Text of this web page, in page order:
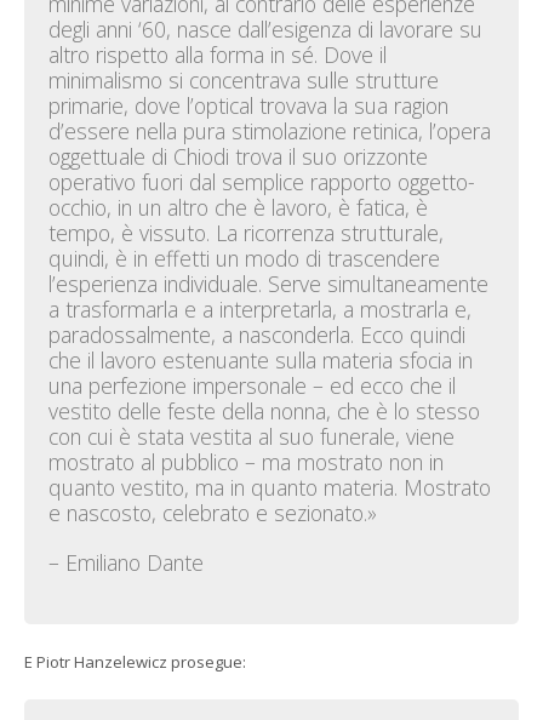
degli anni ‘60, nasce dall’esigenza di lavorare su
altro rispetto alla forma in sé. Dove il
minimalismo si concentrava sulle strutture
primarie, dove l’optical trovava la sua ragion
d’essere nella pura stimolazione retinica, l’opera
oggettuale di Chiodi trova il suo orizzonte
operativo fuori dal semplice rapporto oggetto-
occhio, in un altro che è lavoro, è fatica, è
tempo, è vissuto. La ricorrenza strutturale,
quindi, è in effetti un modo di trascendere
l’esperienza individuale. Serve simultaneamente
a trasformarla e a interpretarla, a mostrarla e,
paradossalmente, a nasconderla. Ecco quindi
che il lavoro estenuante sulla materia sfocia in
una perfezione impersonale – ed ecco che il
vestito delle feste della nonna, che è lo stesso
con cui è stata vestita al suo funerale, viene
mostrato al pubblico – ma mostrato non in
quanto vestito, ma in quanto materia. Mostrato
e nascosto, celebrato e sezionato.»
– Emiliano Dante
E Piotr Hanzelewicz prosegue: